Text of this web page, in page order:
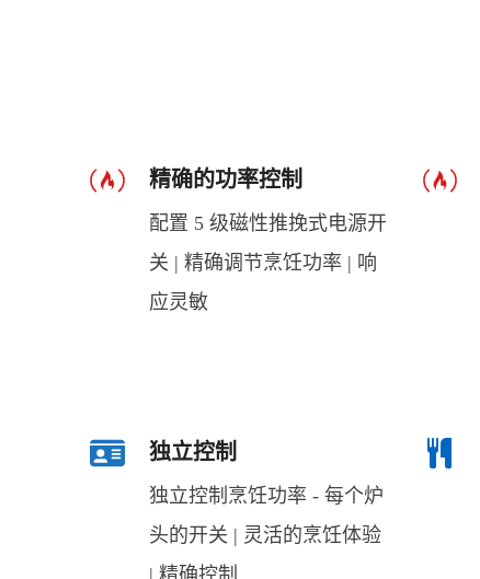
精确的功率控制
配置 5 级磁性推挽式电源开
关 | 精确调节烹饪功率 | 响
应灵敏
独立控制
独立控制烹饪功率 - 每个炉
头的开关 | 灵活的烹饪体验
| 精确控制